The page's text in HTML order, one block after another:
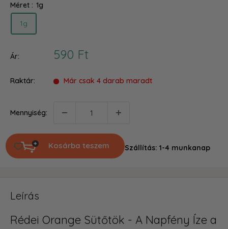
Méret : 1g
1g
Ár:
Akciós
590 Ft
Raktár: Már csak 4 darab maradt
Mennyiség:
Kosárba teszem Szállítás: 1-4 munkanap
Leírás
Rédei Orange Sütőtök - A Napfény Íze a